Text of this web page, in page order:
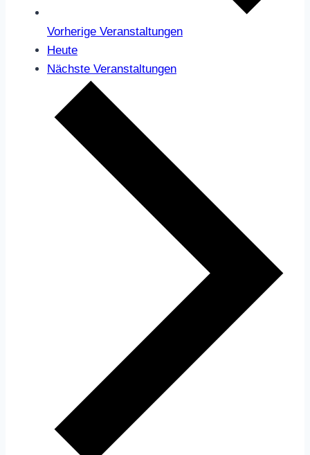
Vorherige Veranstaltungen
Heute
Nächste Veranstaltungen